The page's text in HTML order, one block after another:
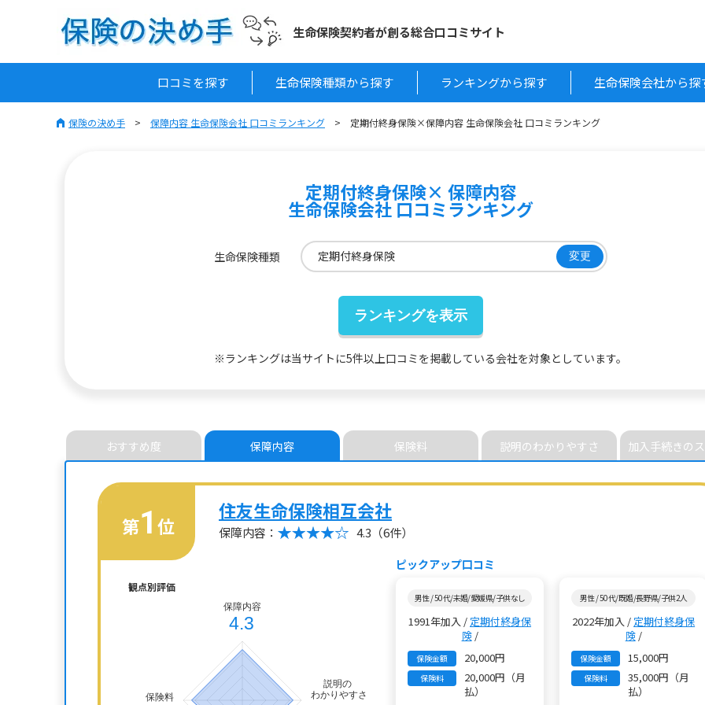
生命保険契約者が創る総合口コミサイト
口コミを探す 生命保険種類から探す ランキングから探す 生命保険会社から探
保険の決め手 保障内容 生命保険会社 口コミランキング 定期付終身保険×保障内容 生命保険会社 口コミランキング
定期付終身保険× 保障内容
生命保険会社 口コミランキング
生命保険種類 定期付終身保険 変更
※ランキングは当サイトに5件以上口コミを掲載している会社を対象としています。
おすすめ度 保障内容 保険料 説明のわかりやすさ 加入手続きの
第1 位
住友生命保険相互会社
保障内容： 4.3 （6件）
観点別評価
ピックアップ口コミ
男性 / 50代/未婚/愛媛県/子供なし
1991年加入 / 定期付終身保
険/
保険金額 20,000円
保険料
20,000円（月
払）
男性 / 50代/既婚/長野県/子供2人
2022年加入 / 定期付終身保
険/
保険金額 15,000円
保険料
35,000円（月
払）